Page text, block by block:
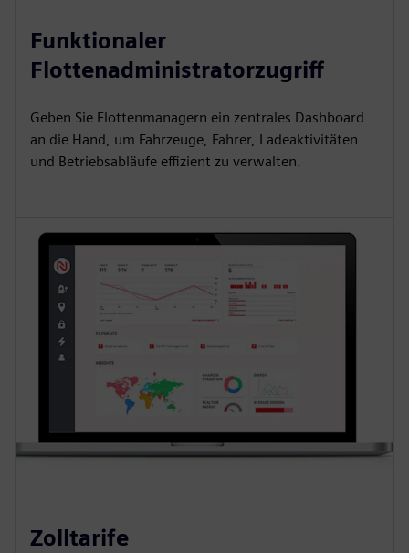
Funktionaler
Flottenadministratorzugriff
Geben Sie Flottenmanagern ein zentrales Dashboard
an die Hand, um Fahrzeuge, Fahrer, Ladeaktivitäten
und Betriebsabläufe effizient zu verwalten.
Zolltarife